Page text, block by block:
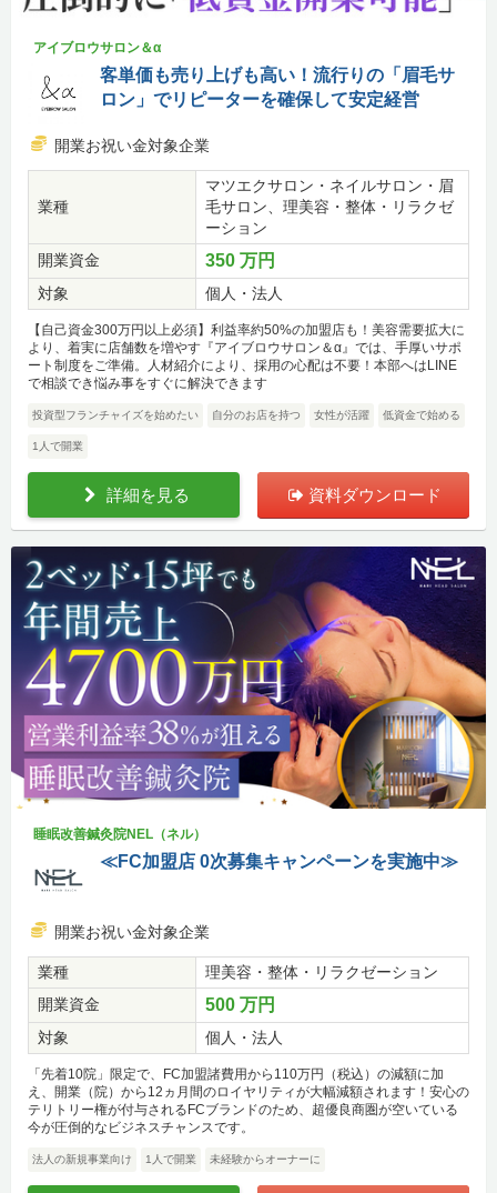
アイブロウサロン＆α
客単価も売り上げも高い！流行りの「眉毛サ
ロン」でリピーターを確保して安定経営
開業お祝い金対象企業
業種
マツエクサロン・ネイルサロン・眉
毛サロン、理美容・整体・リラクゼ
ーション
開業資金
350 万円
対象 個人・法人
【自己資金300万円以上必須】利益率約50%の加盟店も！美容需要拡大に
より、着実に店舗数を増やす『アイブロウサロン＆α』では、手厚いサポ
ート制度をご準備。人材紹介により、採用の心配は不要！本部へはLINE
で相談でき悩み事をすぐに解決できます
投資型フランチャイズを始めたい 自分のお店を持つ 女性が活躍 低資金で始める
1人で開業
詳細を見る 資料ダウンロード
睡眠改善鍼灸院NEL（ネル）
≪FC加盟店 0次募集キャンペーンを実施中≫
開業お祝い金対象企業
業種
理美容・整体・リラクゼーション
開業資金
500 万円
対象 個人・法人
「先着10院」限定で、FC加盟諸費用から110万円（税込）の減額に加
え、開業（院）から12ヵ月間のロイヤリティが大幅減額されます！安心の
テリトリー権が付与されるFCブランドのため、超優良商圏が空いている
今が圧倒的なビジネスチャンスです。
法人の新規事業向け 1人で開業 未経験からオーナーに